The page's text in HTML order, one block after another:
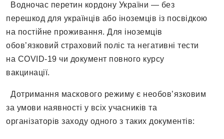
Водночас перетин кордону України — без
перешкод для українців або іноземців із посвідкою
на постійне проживання. Для іноземців
обов’язковий страховий поліс та негативні тести
на COVID-19 чи документ повного курсу
вакцинації.
Дотримання маскового режиму є необов’язковим
за умови наявності у всіх учасників та
організаторів заходу одного з таких документів: